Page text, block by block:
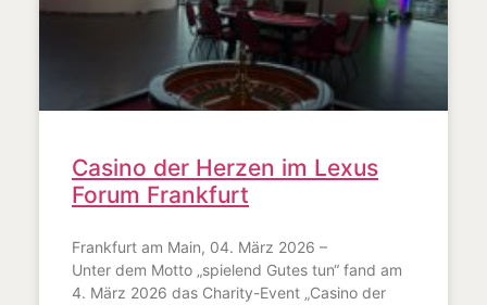
Casino der Herzen im Lexus
Forum Frankfurt
Frankfurt am Main, 04. März 2026 –
Unter dem Motto „spielend Gutes tun“ fand am
4. März 2026 das Charity-Event „Casino der